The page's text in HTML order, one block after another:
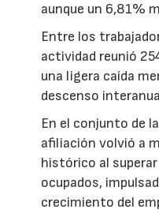
aunque un 6,81%
Entre los
actividad reunió
una ligera caída
descenso
En el conjunto de
afiliación volvió a
histórico al
ocupados,
crecimiento del